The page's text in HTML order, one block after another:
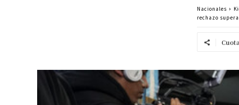
Nacionales
rechazo
Cuota